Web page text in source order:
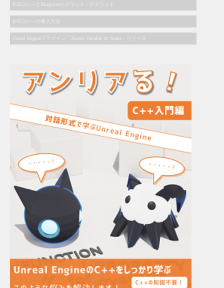
[UE5] C++とBlueprintのメリット・デメリット
[UE5] C++の導入方法
Unreal Engineプラグイン「Access Variable by Name」リリース